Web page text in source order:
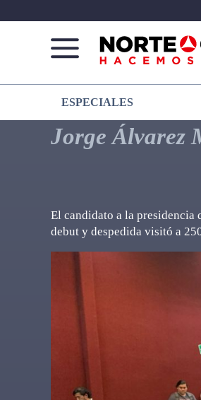
Norte
De
Chihuahua
Más
que
noticias,
hacemos periodismo
ESPECIALES
Jorge Álvarez
El candidato a la presidencia
debut y despedida visitó a